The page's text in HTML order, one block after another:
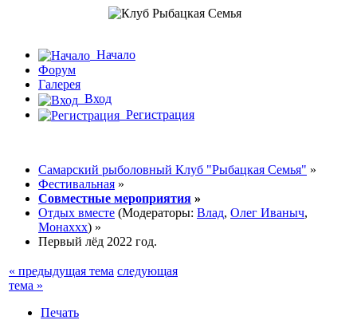
Начало
Форум
Галерея
Вход
Регистрация
Самарский рыболовный Клуб "Рыбацкая Семья" »
Фестивальная »
Совместные мероприятия »
Отдых вместе (Модераторы: Влад, Олег Иваныч,
Монаххх) »
Первый лёд 2022 год.
« предыдущая тема следующая
тема »
Печать